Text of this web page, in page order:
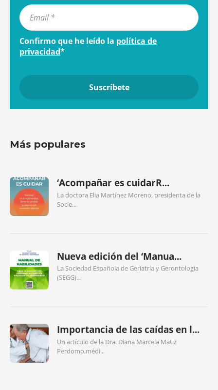
Confirmo que he leído la política de
privacidad*
Más populares
‘Acompañar es cuidarR...
La doctora Elia Martínez Moreno, presidenta de la
Socie...
Nueva edición del ‘Manua...
La Sociedad Española de Geriatría y Gerontología
(SEGG)...
Importancia de las caídas en l...
Un artículo de la Dra. Diana Marcela Matiz
Perdomo,médi...